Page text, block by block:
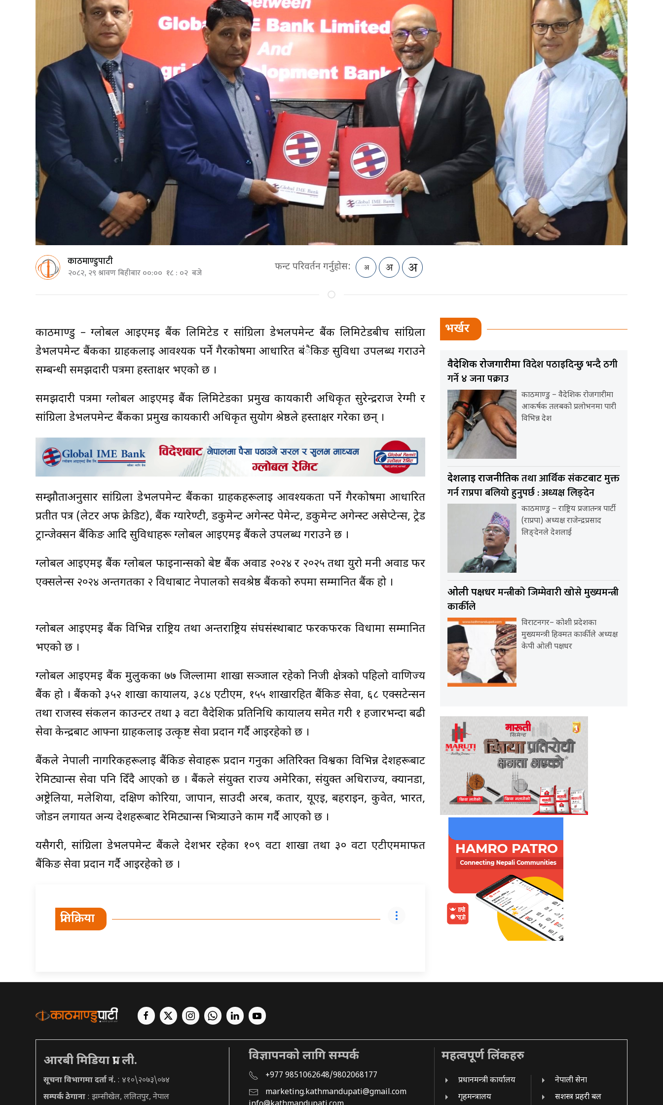
काठमाण्डुपाटी
२०८२, २९ श्रावण बिहीबार ००:०० १८ : ०२ बजे फन्ट परिवर्तन गर्नुहोस:
काठमाण्डु – ग्लोबल आईएमई बैंक लिमिटेड र सांग्रिला डेभलपमेन्ट बैंक लिमिटेडबीच सांग्रिला
डेभलपमेन्ट बैंकका ग्राहकलाई आवश्यक पर्ने गैरकोषमा आधारित बंैकिङ सुविधा उपलब्ध गराउने
सम्बन्धी समझदारी पत्रमा हस्ताक्षर भएको छ ।
समझदारी पत्रमा ग्लोबल आईएमई बैंक लिमिटेडका प्रमुख कार्यकारी अधिकृत सुरेन्द्रराज रेग्मी र
सांग्रिला डेभलपमेन्ट बैंकका प्रमुख कार्यकारी अधिकृत सुयोग श्रेष्ठले हस्ताक्षर गरेका छन् ।
सम्झौताअनुसार सांग्रिला डेभलपमेन्ट बैंकका ग्राहकहरूलाई आवश्यकता पर्ने गैरकोषमा आधारित
प्रतीत पत्र (लेटर अफ क्रेडिट), बैंक ग्यारेण्टी, डकुमेन्ट अगेन्स्ट पेमेन्ट, डकुमेन्ट अगेन्स्ट असेप्टेन्स, ट्रेड
ट्रान्जेक्सन बैंकिङ आदि सुविधाहरू ग्लोबल आईएमई बैंकले उपलब्ध गराउने छ ।
ग्लोबल आईएमई बैंक ग्लोबल फाइनान्सको बेष्ट बैंक अवार्ड २०२४ र २०२५ तथा युरो मनी अवार्ड फर
एक्सलेन्स २०२४ अन्तर्गतका २ विधाबाट नेपालको सर्वश्रेष्ठ बैंकको रुपमा सम्मानित बैंक हो ।
ग्लोबल आईएमई बैंक विभिन्न राष्ट्रिय तथा अन्तर्राष्ट्रिय संघसंस्थाबाट फरकफरक विधामा सम्मानित
भएको छ ।
ग्लोबल आईएमई बैंक मुलुकका ७७ जिल्लामा शाखा सञ्जाल रहेको निजी क्षेत्रको पहिलो वाणिज्य
बैंक हो । बैंकको ३५२ शाखा कार्यालय, ३८४ एटीएम, १५५ शाखारहित बैंकिङ सेवा, ६८ एक्सटेन्सन
तथा राजस्व संकलन काउन्टर तथा ३ वटा वैदेशिक प्रतिनिधि कार्यालय समेत गरी १ हजारभन्दा बढी
सेवा केन्द्रबाट आफ्ना ग्राहकलाई उत्कृष्ट सेवा प्रदान गर्दै आइरहेको छ ।
बैंकले नेपाली नागरिकहरूलाई बैंकिङ सेवाहरू प्रदान गर्नुका अतिरिक्त विश्वका विभिन्न देशहरूबाट
रेमिट्यान्स सेवा पनि दिँदै आएको छ । बैंकले संयुक्त राज्य अमेरिका, संयुक्त अधिराज्य, क्यानडा,
अष्ट्रेलिया, मलेशिया, दक्षिण कोरिया, जापान, साउदी अरब, कतार, यूएई, बहराइन, कुवेत, भारत,
जोर्डन लगायत अन्य देशहरूबाट रेमिट्यान्स भित्र्याउने काम गर्दै आएको छ ।
यसैगरी, सांग्रिला डेभलपमेन्ट बैंकले देशभर रहेका १०९ वटा शाखा तथा ३० वटा एटीएममार्फत
बैंकिङ सेवा प्रदान गर्दै आइरहेको छ ।
प्रतिक्रिया
भर्खर
वैदेशिक रोजगारीमाविदेश पठाइदिन्छु भन्दै ठगी
गर्ने ४ जना पक्राउ
काठमाण्डु – वैदेशिक रोजगारीमा
आकर्षक तलबको प्रलोभनमा पारी
विभिन्न देश
देशलाई राजनीतिकतथा आर्थिक संकटबाट मुक्त
गर्न राप्रपा बलियो हुनुपर्छ : अध्यक्ष लिङ्देन
काठमाण्डु – राष्ट्रिय प्रजातन्त्र पार्टी
(राप्रपा) अध्यक्ष राजेन्द्रप्रसाद
लिङ्देनले देशलाई
ओली पक्षधरमन्त्रीको जिम्मेवारी खोसे मुख्यमन्त्री
कार्कीले
विराटनगर– कोशी प्रदेशका
मुख्यमन्त्री हिक्मत कार्कीले अध्यक्ष
केपी ओली पक्षधर
आरबी मिडिया प्रा. ली.
सूचना विभागमा दर्ता नं. : ४१०\२०७३\०७४
सम्पर्क ठेगाना : झम्सीखेल, ललितपुर, नेपाल
विज्ञापनको लागि सम्पर्क
+977 9851062648/9802068177
marketing.kathmandupati@gmail.com
महत्वपूर्ण लिंकहरु
प्रधानमन्त्री कार्यालय
गृहमन्त्रालय
नेपाली सेना
सशस्त्र प्रहरी बल